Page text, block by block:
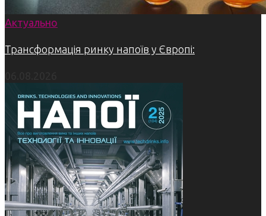
Актуально
Трансформація ринку напоїв у Європі: